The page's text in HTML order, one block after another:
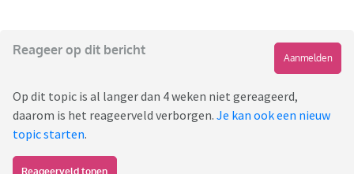
Reageer op dit bericht
Aanmelden
Op dit topic is al langer dan 4 weken niet gereageerd,
daarom is het reageerveld verborgen. Je kan ook een nieuw
topic starten.
Reageerveld tonen